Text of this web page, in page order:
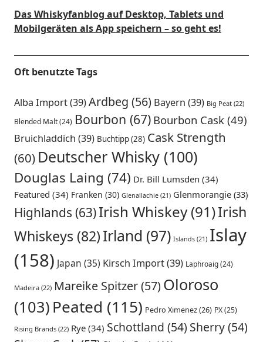
Das Whiskyfanblog auf Desktop, Tablets und
Mobilgeräten als App speichern – so geht es!
Oft benutzte Tags
Alba Import(39)Ardbeg (56) Bayern (39) Big Peat(22)
Blended Malt(24) Bourbon (67) Bourbon Cask(49)
Bruichladdich (39) Buchtipp(28) Cask Strength
(60) Deutscher Whisky(100)
Douglas Laing (74) Dr. Bill Lumsden (34)
Featured (34) Franken (30) Glenallachie(21) Glenmorangie(33)
Highlands (63)Irish Whiskey(91)Irish
Whiskeys (82)Irland (97) Islands(21) Islay
(158) Japan (35) Kirsch Import(39) Laphroaig(24)
Madeira(22) Mareike Spitzer(57)Oloroso
(103) Peated (115) Pedro Ximenez(26) PX(25)
Rising Brands(22) Rye(34) Schottland (54) Sherry(54)